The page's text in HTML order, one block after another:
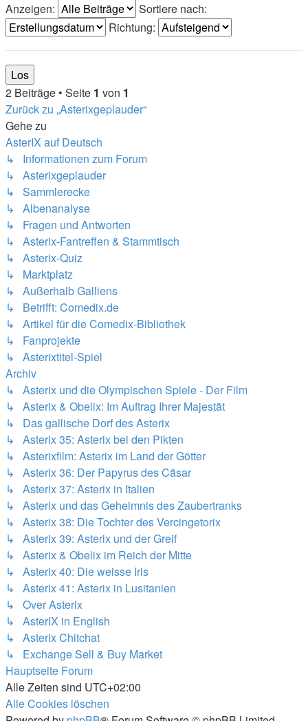
Anzeigen:
Sortiere nach:
Richtung:
2 Beiträge • Seite 1 von 1
Zurück zu „Asterixgeplauder“
Gehe zu
AsterIX auf Deutsch
↳ Informationen zum Forum
↳ Asterixgeplauder
↳ Sammlerecke
↳ Albenanalyse
↳ Fragen und Antworten
↳ Asterix-Fantreffen & Stammtisch
↳ Asterix-Quiz
↳ Marktplatz
↳ Außerhalb Galliens
↳ Betrifft: Comedix.de
↳ Artikel für die Comedix-Bibliothek
↳ Fanprojekte
↳ Asterixtitel-Spiel
Archiv
↳ Asterix und die Olympischen Spiele - Der Film
↳ Asterix & Obelix: Im Auftrag Ihrer Majestät
↳ Das gallische Dorf des Asterix
↳ Asterix 35: Asterix bei den Pikten
↳ Asterixfilm: Asterix im Land der Götter
↳ Asterix 36: Der Papyrus des Cäsar
↳ Asterix 37: Asterix in Italien
↳ Asterix und das Geheimnis des Zaubertranks
↳ Asterix 38: Die Tochter des Vercingetorix
↳ Asterix 39: Asterix und der Greif
↳ Asterix & Obelix im Reich der Mitte
↳ Asterix 40: Die weisse Iris
↳ Asterix 41: Asterix in Lusitanien
↳ Over Asterix
↳ AsterIX in English
↳ Asterix Chitchat
↳ Exchange Sell & Buy Market
Hauptseite Forum
Alle Zeiten sind UTC+02:00
Alle Cookies löschen